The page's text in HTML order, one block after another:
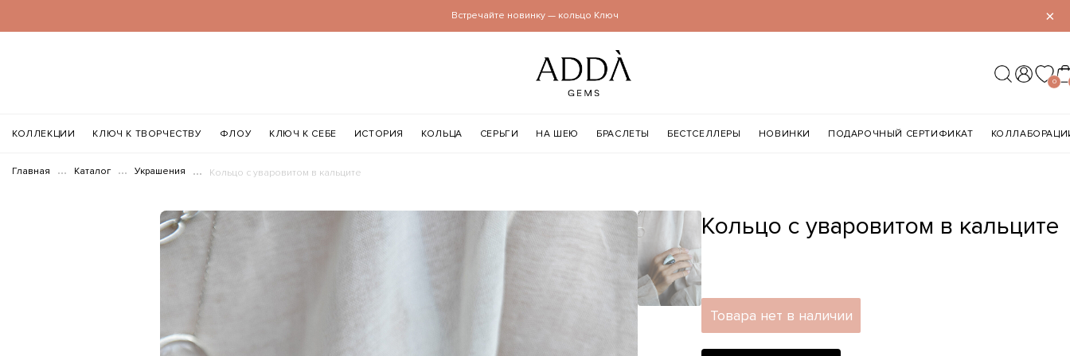
×
Встречайте новинку — кольцо Ключ
0
КОЛЛЕКЦИИ КЛЮЧ К ТВОРЧЕСТВУ ФЛОУ КЛЮЧ К СЕБЕ ИСТОРИЯ КОЛЬЦА СЕРЬГИ НА ШЕЮ БРАСЛЕТЫ БЕСТСЕЛЛЕРЫ НОВИНКИ ПОДАРОЧНЫЙ СЕРТИФИКАТ
Главная Каталог Украшения Кольцо с уваровитом в кальците
Кольцо с уваровитом в кальците
Товара нет в наличии